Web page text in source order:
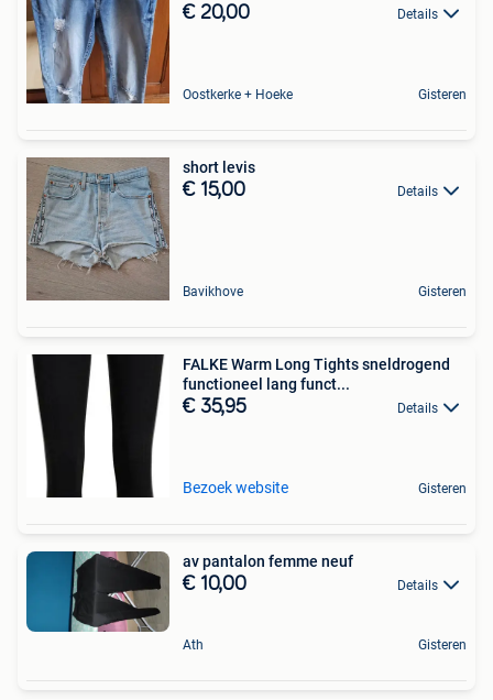
€ 20,00 Details
Oostkerke + Hoeke Gisteren
short levis
€ 15,00 Details
Bavikhove Gisteren
FALKE Warm Long Tights sneldrogend
functioneel lang funct...
€ 35,95 Details
Bezoek website Gisteren
av pantalon femme neuf
€ 10,00 Details
Ath Gisteren